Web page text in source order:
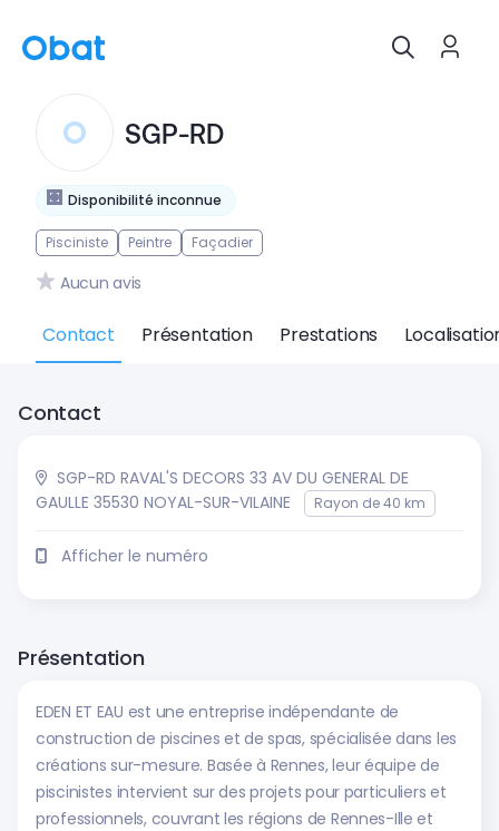
Disponibilité inconnue
SGP-RD
Pisciniste Peintre Façadier
Aucun avis
Contact Présentation Prestations
Contact
SGP-RD RAVAL'S DECORS 33 AV DU GENERAL DE
GAULLE 35530 NOYAL-SUR-VILAINE
Rayon de 40 km
Afficher le numéro
Présentation
EDEN ET EAU est une entreprise indépendante de
construction de piscines et de spas, spécialisée dans les
créations sur-mesure. Basée à Rennes, leur équipe de
piscinistes intervient sur des projets pour particuliers et
professionnels, couvrant les régions de Rennes-Ille et